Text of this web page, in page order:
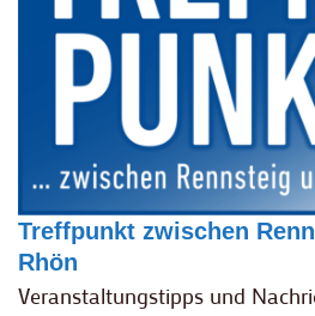
Treffpunkt zwischen
Rhön
Veranstaltungstipps und